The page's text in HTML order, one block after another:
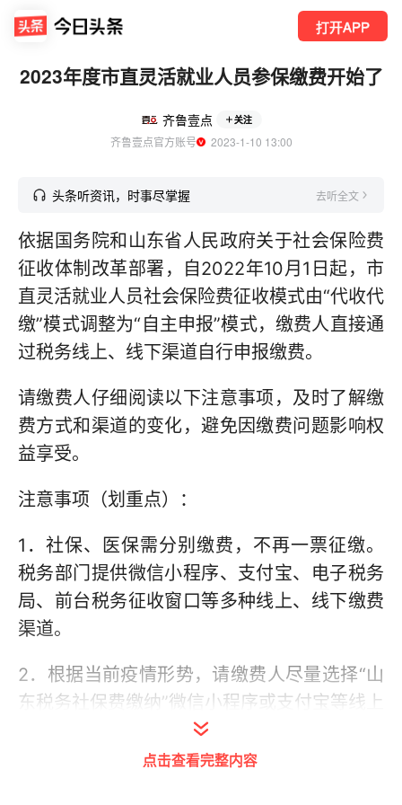
打开APP
2023年度市直灵活就业人员参保缴费开始了
齐鲁壹点 关注
齐鲁壹点官方账号
  2023-1-10 13:00
头条听资讯，时事尽掌握 去听全文
依据国务院和山东省人民政府关于社会保险费
征收体制改革部署，自2022年10月1日起，市
直灵活就业人员社会保险费征收模式由“代收代
缴”模式调整为“自主申报”模式，缴费人直接通
过税务线上、线下渠道自行申报缴费。
请缴费人仔细阅读以下注意事项，及时了解缴
费方式和渠道的变化，避免因缴费问题影响权
益享受。
注意事项（划重点）：
1．社保、医保需分别缴费，不再一票征缴。
税务部门提供微信小程序、支付宝、电子税务
局、前台税务征收窗口等多种线上、线下缴费
渠道。
2．根据当前疫情形势，请缴费人尽量选择“山
东税务社保费缴纳”微信小程序或支付宝等线上
方式自行申报缴费（具体操作流程附后）。视
疫情防控形势变化，税务、人社、医保将择机
点击查看完整内容